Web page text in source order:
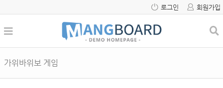
로그인 회원가입
가위바위보 게임